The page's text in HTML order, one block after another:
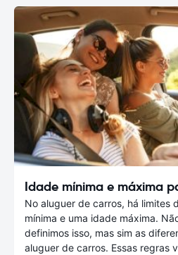
Idade mínima e máxima
No aluguer de carros, há limites
mínima e uma idade máxima.
definimos isso, mas sim as
aluguer de carros. Essas regras